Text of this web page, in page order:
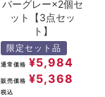
バーグレー×2個セ
ット【3点セッ
ト】
限定セット品
通常価格 ¥5,984
販売価格 ¥5,368
税込